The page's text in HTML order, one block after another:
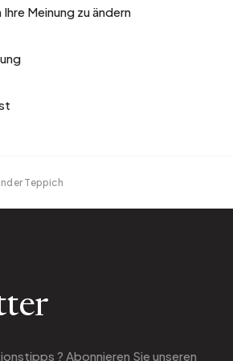
Meinung zu ändern
Teppich
? Abonnieren Sie unseren